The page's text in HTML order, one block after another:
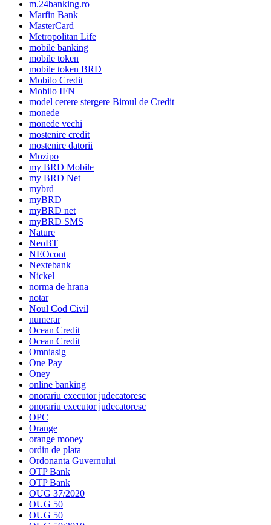
m.24banking.ro
Marfin Bank
MasterCard
Metropolitan Life
mobile banking
mobile token
mobile token BRD
Mobilo Credit
Mobilo IFN
model cerere stergere Biroul de Credit
monede
monede vechi
mostenire credit
mostenire datorii
Mozipo
my BRD Mobile
my BRD Net
mybrd
myBRD
myBRD net
myBRD SMS
Nature
NeoBT
NEOcont
Nextebank
Nickel
norma de hrana
notar
Noul Cod Civil
numerar
Ocean Credit
Ocean Credit
Omniasig
One Pay
Oney
online banking
onorariu executor judecatoresc
onorariu executor judecatoresc
OPC
Orange
orange money
ordin de plata
Ordonanta Guvernului
OTP Bank
OTP Bank
OUG 37/2020
OUG 50
OUG 50